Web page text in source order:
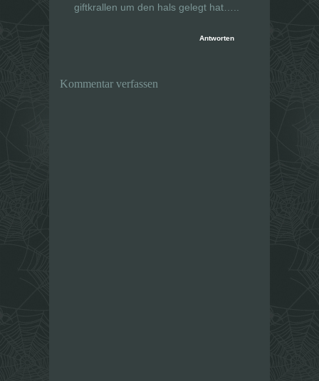
giftkrallen um den hals gelegt hat…..
Antworten
Kommentar verfassen